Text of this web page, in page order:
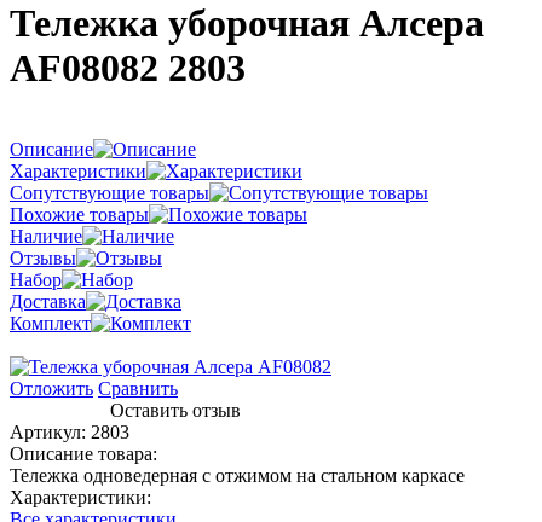
Тележка уборочная Алсера
AF08082 2803
Описание
Характеристики
Сопутствующие товары
Похожие товары
Наличие
Отзывы
Набор
Доставка
Комплект
Отложить Сравнить
Оставить отзыв
Артикул: 2803
Описание товара:
Тележка одноведерная с отжимом на стальном каркасе
Характеристики: